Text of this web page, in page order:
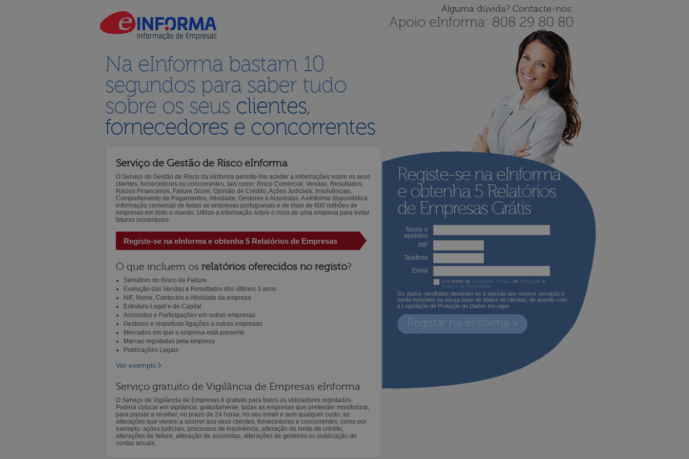
Alguma dúvida? Contacte-nos:
Apoio eInforma: 808 29 80 80
Registe-se na eInforma
e obtenha5 Relatórios
de Empresas Grátis
Nome e
apelidos
NIF
Telefone
Email
Li e aceito as Condições Gerais , de Utilização e
Política de Privacidade
Os dados recolhidos destinam-se à adesão aos nossos serviços e
serão incluídos na nossa base de dados de clientes, de acordo com
a Legislação de Proteção de Dados em vigor
Registar na eInforma »
Na eInforma bastam 10
segundos para saber tudo
sobre os seus clientes,
fornecedores e concorrentes
Serviço de Gestão de Risco eInforma
O Serviço de Gestão de Risco da eInforma permite-lhe aceder a informações sobre os seus
clientes, fornecedores ou concorrentes, tais como: Risco Comercial, Vendas, Resultados,
Rácios Financeiros, Failure Score, Opinião de Crédito, Ações Judiciais, Insolvências,
Comportamento de Pagamentos, Atividade, Gestores e Acionistas. A eInforma disponibiliza
informação comercial de todas as empresas portuguesas e de mais de 600 milhões de
empresas em todo o mundo. Utilize a informação sobre o risco de uma empresa para evitar
faturas incobráveis.
Registe-se na eInforma e obtenha 5 Relatórios de Empresas
O que incluem os relatórios oferecidos no registo?
Semáforo do Risco de Failure
Evolução das Vendas e Resultados dos últimos 3 anos
NIF, Nome, Contactos e Atividade da empresa
Estrutura Legal e de Capital
Acionistas e Participações em outras empresas
Gestores e respetivas ligações a outras empresas
Mercados em que a empresa está presente
Marcas registadas pela empresa
Publicações Legais
Ver exemplo
Serviço gratuito de Vigilância de Empresas eInforma
O Serviço de Vigilância de Empresas é gratuito para todos os utilizadores registados.
Poderá colocar em vigilância, gratuitamente, todas as empresas que pretender monitorizar,
para passar a receber, no prazo de 24 horas, no seu email e sem qualquer custo, as
alterações que vierem a ocorrer aos seus clientes, fornecedores e concorrentes, como por
exemplo: ações judiciais, processos de insolvência, alteração do limite de crédito,
alterações de failure, alteração de acionistas, alterações de gestores ou publicação de
contas anuais.